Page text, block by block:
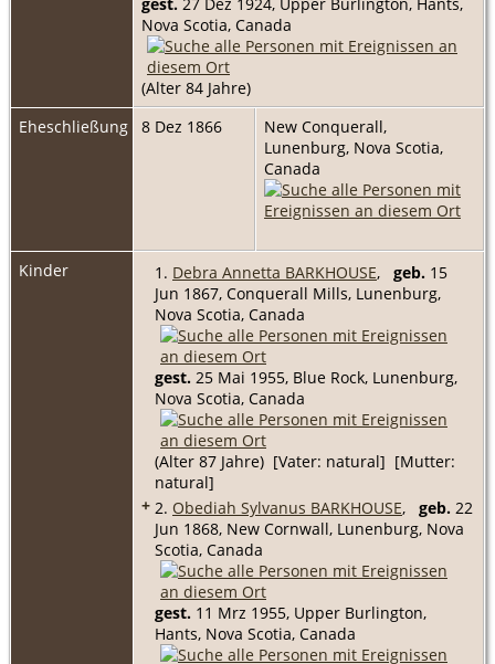
Nova Scotia, Canada
(Alter 84 Jahre)
Eheschließung
8 Dez 1866
New Conquerall,
Lunenburg, Nova Scotia,
Canada
Kinder 1. Debra Annetta BARKHOUSE, geb. 15
Jun 1867, Conquerall Mills, Lunenburg,
Nova Scotia, Canada
gest. 25 Mai 1955, Blue Rock, Lunenburg,
Nova Scotia, Canada
(Alter 87 Jahre) [Vater: natural] [Mutter:
natural]
+ 2. Obediah Sylvanus BARKHOUSE, geb. 22
Jun 1868, New Cornwall, Lunenburg, Nova
Scotia, Canada
gest. 11 Mrz 1955, Upper Burlington,
Hants, Nova Scotia, Canada